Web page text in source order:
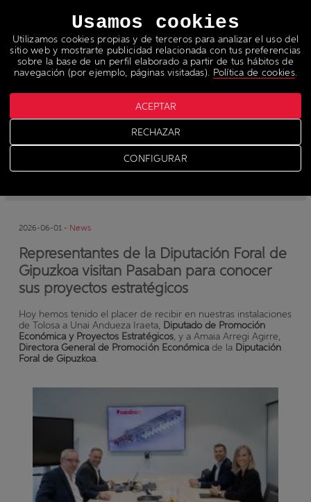
Noticias
2026-06-01 - News
Representantes de la Diputación Foral de
Gipuzkoa visitan Pasaban para conocer
sus proyectos estratégicos
Hoy hemos tenido el placer de recibir en nuestras instalaciones
de Tolosa a Unai Andueza Iraeta, Diputado de Promoción
Económica y Proyectos Estratégicos, y a Amaia Arregi Agirre,
Directora General de Promoción Económicade la Diputación
Foral de Gipuzkoa.
Usamos cookies
Utilizamos cookies propias y de terceros para analizar el uso del
sitio web y mostrarte publicidad relacionada con tus preferencias
sobre la base de un perfil elaborado a partir de tus hábitos de
navegación (por ejemplo, páginas visitadas). Política de cookies.
CONFIGURAR
RECHAZAR
ACEPTAR